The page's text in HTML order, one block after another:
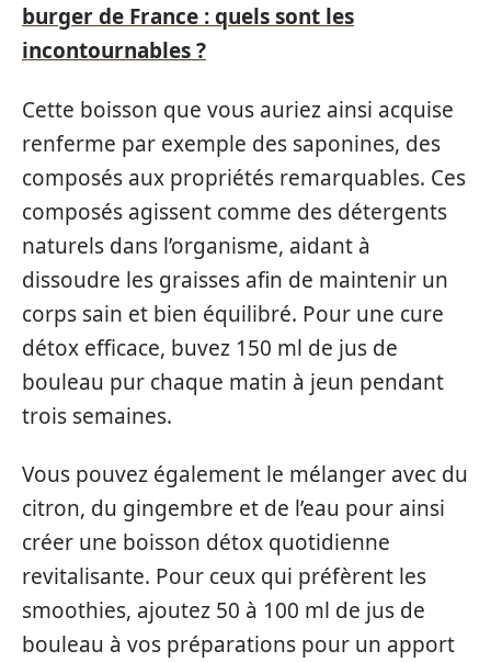
burger de France : quels sont les
incontournables ?
Cette boisson que vous auriez ainsi acquise
renferme par exemple des saponines, des
composés aux propriétés remarquables. Ces
composés agissent comme des détergents
naturels dans l’organisme, aidant à
dissoudre les graisses afin de maintenir un
corps sain et bien équilibré. Pour une cure
détox efficace, buvez 150 ml de jus de
bouleau pur chaque matin à jeun pendant
trois semaines.
Vous pouvez également le mélanger avec du
citron, du gingembre et de l’eau pour ainsi
créer une boisson détox quotidienne
revitalisante. Pour ceux qui préfèrent les
smoothies, ajoutez 50 à 100 ml de jus de
bouleau à vos préparations pour un apport